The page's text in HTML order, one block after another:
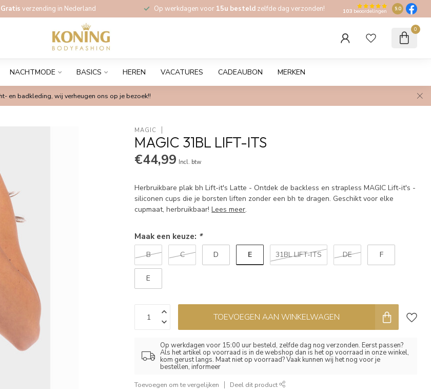
Gratis verzending in Nederland Op werkdagen voor 15u besteld zelfde dag verzonden! 103 beoordelingen 9.0
0
NACHTMODE BASICS HEREN VACATURES CADEAUBON MERKEN
en badkleding, wij verheugen ons op je bezoek!!
MAGIC
MAGIC 31BL LIFT-ITS
€44,99 Incl. btw
Herbruikbare plak bh Lift-it's Latte - Ontdek de backless en strapless MAGIC Lift-it's -
siliconen cups die je borsten liften zonder een bh te dragen. Geschikt voor elke
cupmaat, herbruikbaar!Lees meer.
Maak een keuze: *
B C D E 31BL LIFT-ITS DE F
E
TOEVOEGEN AAN WINKELWAGEN
Op werkdagen voor 15:00 uur besteld, zelfde dag nog verzonden. Eerst passen?
Als het artikel op voorraad is in de webshop dan is het op voorraad in onze winkel,
kom gerust langs. Maat niet op voorraad? Vaak kunnen wij het nog voor je
bestellen, informeer
Toevoegen om te vergelijken Deel dit product